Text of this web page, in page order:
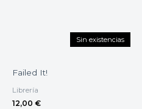
Sin existencias
Failed It!
Librería
12,00 €